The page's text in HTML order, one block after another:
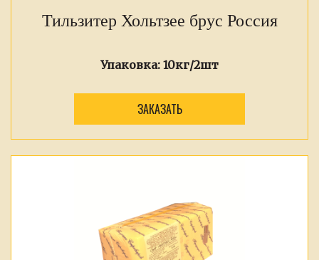
Тильзитер Хольтзее брус Россия
Упаковка: 10кг/2шт
ЗАКАЗАТЬ